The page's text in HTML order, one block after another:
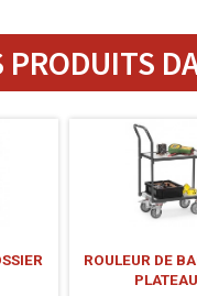
PRODUITS
ROULEUR DE